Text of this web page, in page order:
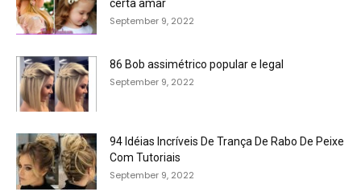
certa amar
September 9, 2022
86 Bob assimétrico popular e legal
September 9, 2022
94 Idéias Incríveis De Trança De Rabo De Peixe
Com Tutoriais
September 9, 2022